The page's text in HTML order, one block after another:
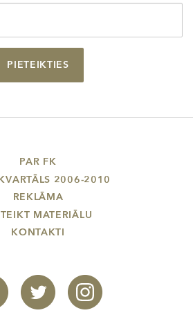
PIETEIKTIES
PAR FK
2006-2010
REKLĀMA
MATERIĀLU
KONTAKTI